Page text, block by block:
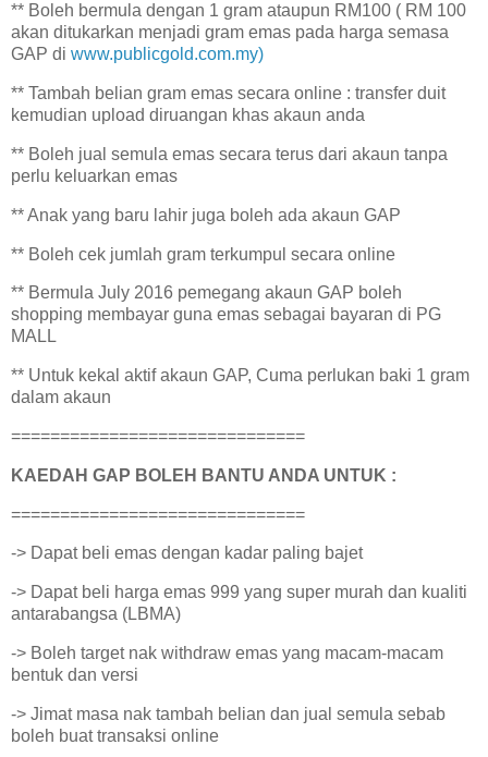
** Boleh bermula dengan 1 gram ataupun RM100 ( RM 100
akan ditukarkan menjadi gram emas pada harga semasa
GAP di www.publicgold.com.my)
** Tambah belian gram emas secara online : transfer duit
kemudian upload diruangan khas akaun anda
** Boleh jual semula emas secara terus dari akaun tanpa
perlu keluarkan emas
** Anak yang baru lahir juga boleh ada akaun GAP
** Boleh cek jumlah gram terkumpul secara online
** Bermula July 2016 pemegang akaun GAP boleh
shopping membayar guna emas sebagai bayaran di PG
MALL
** Untuk kekal aktif akaun GAP, Cuma perlukan baki 1 gram
dalam akaun
==============================
KAEDAH GAP BOLEH BANTU ANDA UNTUK :
==============================
-> Dapat beli emas dengan kadar paling bajet
-> Dapat beli harga emas 999 yang super murah dan kualiti
antarabangsa (LBMA)
-> Boleh target nak withdraw emas yang macam-macam
bentuk dan versi
-> Jimat masa nak tambah belian dan jual semula sebab
boleh buat transaksi online